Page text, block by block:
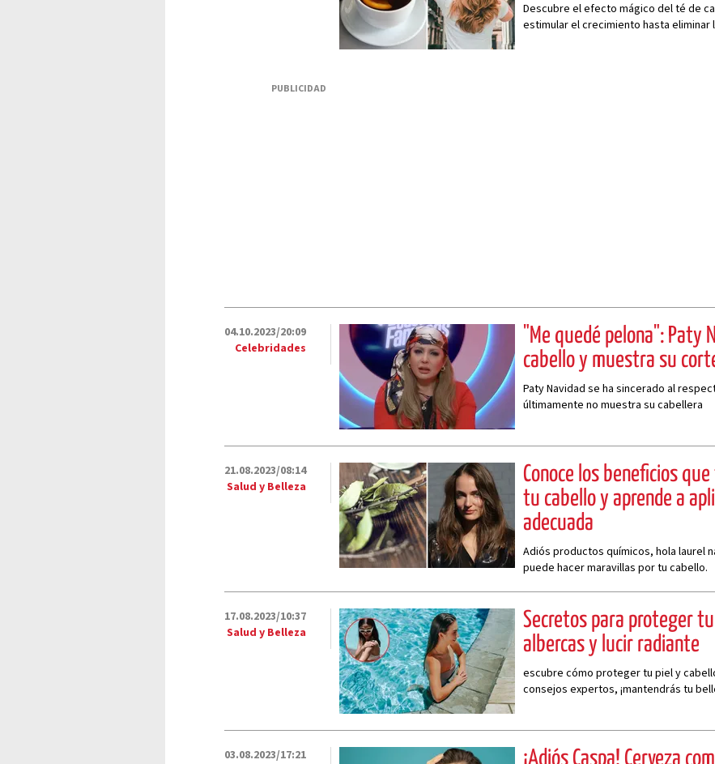
Descubre el efecto mágico del té de
estimular el crecimiento hasta eliminar
PUBLICIDAD
04.10.2023/20:09
Celebridades
"Me quedé pelona": Paty
cabello y muestra su
Paty Navidad se ha sincerado al
últimamente no muestra su cabellera
21.08.2023/08:14
Salud y Belleza
Conoce los beneficios
tu cabello y aprende a
adecuada
Adiós productos químicos, hola laurel
puede hacer maravillas por tu cabello.
17.08.2023/10:37
Salud y Belleza
Secretos para proteger
albercas y lucir radiante
escubre cómo proteger tu piel y
consejos expertos, ¡mantendrás tu
03.08.2023/17:21
¡Adiós Caspa! Cerveza